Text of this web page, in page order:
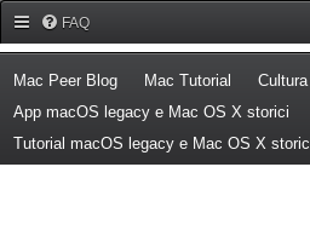
FAQ
Mac Peer Blog(Opens a new tab)
Mac Tutorial (Opens a
App macOS legacy e Mac OS X storici
Tutorial macOS legacy e Mac OS X